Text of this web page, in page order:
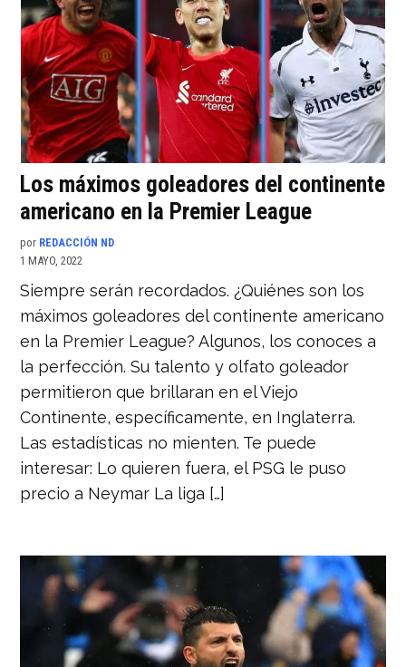
Los máximos goleadores del continente
americano en la Premier League
por REDACCIÓN ND
1 MAYO, 2022
Siempre serán recordados. ¿Quiénes son los
máximos goleadores del continente americano
en la Premier League? Algunos, los conoces a
la perfección. Su talento y olfato goleador
permitieron que brillaran en el Viejo
Continente, específicamente, en Inglaterra.
Las estadísticas no mienten. Te puede
interesar: Lo quieren fuera, el PSG le puso
precio a Neymar La liga […]